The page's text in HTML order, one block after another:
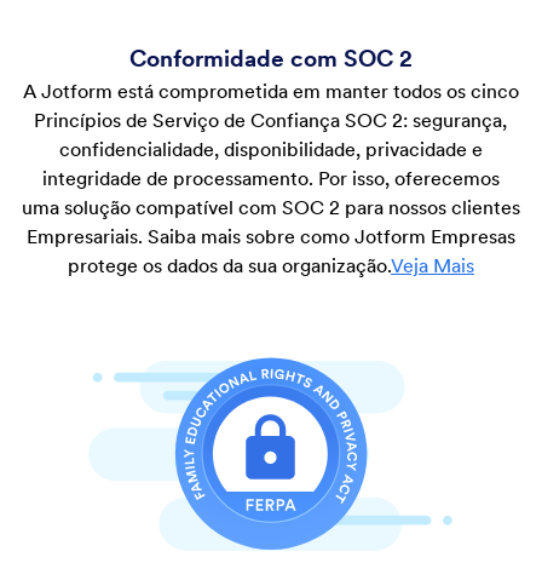
Conformidade com SOC 2
A Jotform está comprometida em manter todos os cinco
Princípios de Serviço de Confiança SOC 2: segurança,
confidencialidade, disponibilidade, privacidade e
integridade de processamento. Por isso, oferecemos
uma solução compatível com SOC 2 para nossos clientes
Empresariais. Saiba mais sobre como Jotform Empresas
protege os dados da sua organização.Veja Mais